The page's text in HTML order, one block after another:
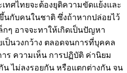
ทศไทยจะต้องยุติความขัดแย้งและ
นกับคนในชาติ ซึ่งถ้าหากปล่อยไว้
ๆ อาจจะทาให้เกิดเป็นปัญหา
ป็นวงกว้าง ตลอดจนการที่บุคคล
ร ความเห็น การปฏิบัติ ค่านิยม
ไม่ลงรอยกัน หรือแตกต่างกัน จน